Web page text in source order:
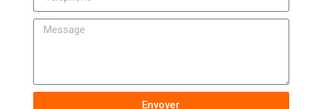
Envoyer